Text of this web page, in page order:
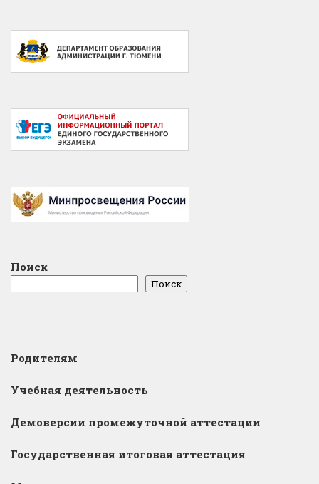
Поиск
Поиск
Родителям
Учебная деятельность
Демоверсии промежуточной аттестации
Государственная итоговая аттестация